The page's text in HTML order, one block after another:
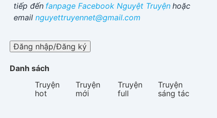
tiếp đến fanpage Facebook Nguyệt Truyện hoặc
email nguyettruyennet@gmail.com
Đăng nhập/Đăng ký
Danh sách
Truyện
hot
Truyện
mới
Truyện
full
Truyện
sáng tác